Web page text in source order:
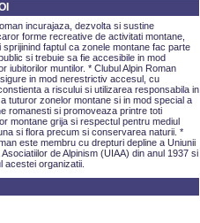
incurajaza, dezvolta si sustine
forme recreative de activitati montane,
faptul ca zonele montane fac parte
si trebuie sa fie accesibile in mod
iubitorilor muntilor. * Clubul Alpin Roman
in mod nerestrictiv accesul, cu
a riscului si utilizarea responsabila in
tuturor zonelor montane si in mod special a
romanesti si promoveaza printre toti
montane grija si respectul pentru mediul
si flora precum si conservarea naturii. *
este membru cu drepturi depline a Uniunii
de Alpinism (UIAA) din anul 1937 si
acestei organizatii.